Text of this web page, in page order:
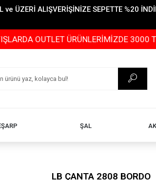
ÜZERİ ALIŞVERİŞİNİZE SEPETTE %20
ÜRÜNLERİMİZDE 3000 TL ve
ŞAL
LB ÇANTA 2808 BORDO